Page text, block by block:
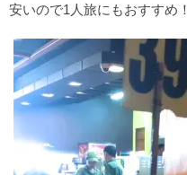
安いので1人旅にもおすすめ！